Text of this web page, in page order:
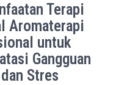
Terapi
Aromaterapi
untuk
Gangguan
Stres